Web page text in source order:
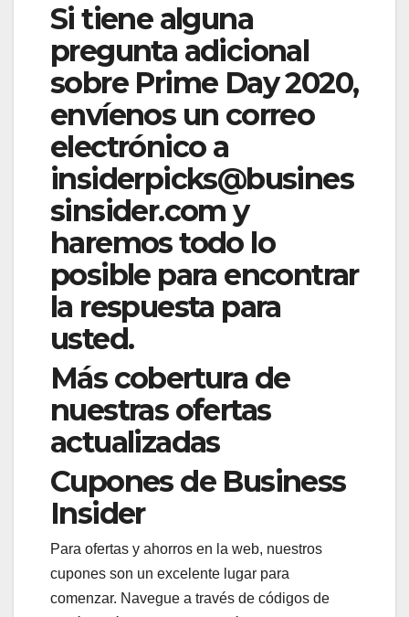
Si tiene alguna
pregunta adicional
sobre Prime Day 2020,
envíenos un correo
electrónico a
insiderpicks@busines
sinsider.com y
haremos todo lo
posible para encontrar
la respuesta para
usted.
Más cobertura de
nuestras ofertas
actualizadas
Cupones de Business
Insider
Para ofertas y ahorros en la web, nuestros
cupones son un excelente lugar para
comenzar. Navegue a través de códigos de